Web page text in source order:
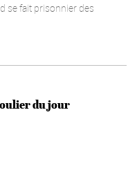
se fait prisonnier des
du jour